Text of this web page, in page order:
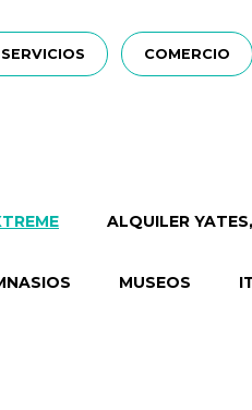
SERVICIOS COMERCIO
ALQUILER
MUSEOS